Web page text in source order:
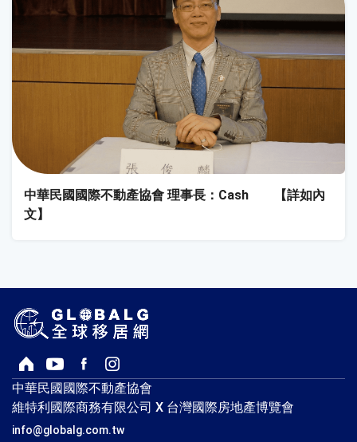
中華民國國際不動產協會 理事長：Cash 【詳如內
文】
回首頁Youtube頻道
Facebook粉絲專頁
Instagram
中華民國國際不動產協會
維特利國際商務有限公司 X 台灣國際房地產博覽會
info@globalg.com.tw